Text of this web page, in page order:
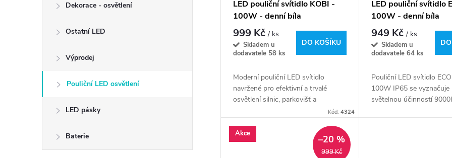
Dekorace - osvětlení
Ostatní LED
Výprodej
Pouliční LED osvětlení
LED pásky
Baterie
LED pouliční svítidlo KOBI -
100W - denní bíla
999 Kč/ ks
Skladem u
dodavatele 58 ks
DO KOŠÍKU
Moderní pouliční LED svítidlo
navržené pro efektivní a trvalé
osvětlení silnic, parkovišť a
130×75° zajišťuje optimální...
Kód:4324
LED pouliční svítidlo
100W - denní bíla
949 Kč/ ks
Skladem u
dodavatele64 ks
Pouliční LED svítidlo
100W IP65 se
světelnou účinností
Akce
999 Kč
–20 %